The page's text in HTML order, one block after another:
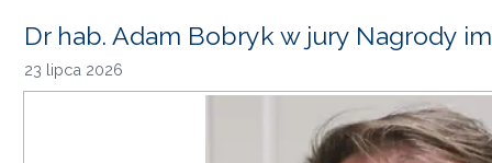
Dr hab. Adam Bobryk w jury Nagrody
23 lipca 2026